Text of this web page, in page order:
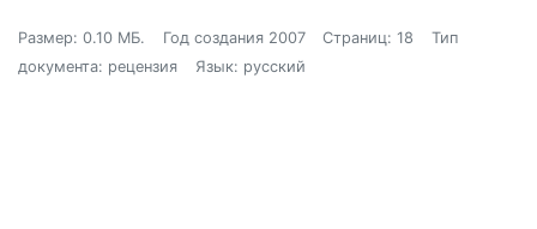
Размер: 0.10 МБ. Год создания 2007 Страниц: 18
Тип
документа: рецензия
Язык: русский